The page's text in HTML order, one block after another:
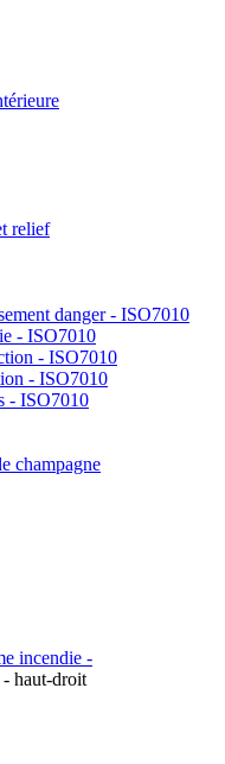
relief
danger - ISO7010
- ISO7010
- ISO7010
- ISO7010
- ISO7010
champagne
incendie -
haut-droit